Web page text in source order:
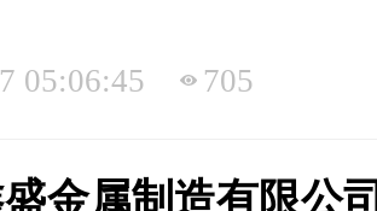
05:06:45 705
金属制造有限公